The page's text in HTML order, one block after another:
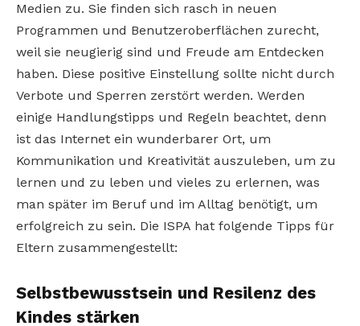
Medien zu. Sie finden sich rasch in neuen
Programmen und Benutzeroberflächen zurecht,
weil sie neugierig sind und Freude am Entdecken
haben. Diese positive Einstellung sollte nicht durch
Verbote und Sperren zerstört werden. Werden
einige Handlungstipps und Regeln beachtet, denn
ist das Internet ein wunderbarer Ort, um
Kommunikation und Kreativität auszuleben, um zu
lernen und zu leben und vieles zu erlernen, was
man später im Beruf und im Alltag benötigt, um
erfolgreich zu sein. Die ISPA hat folgende Tipps für
Eltern zusammengestellt:
Selbstbewusstsein und Resilenz des
Kindes stärken